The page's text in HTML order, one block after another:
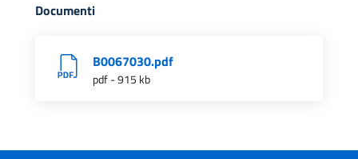
Documenti
B0067030.pdf
pdf - 915 kb